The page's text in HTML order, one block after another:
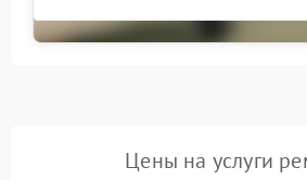
Цены на услуги